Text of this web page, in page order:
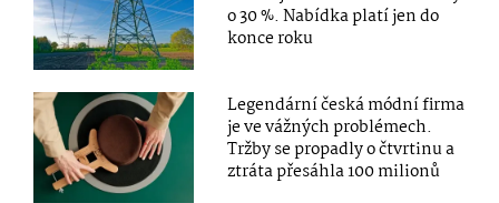
o 30 %. Nabídka platí jen do
konce roku
Legendární česká módní firma
je ve vážných problémech.
Tržby se propadly o čtvrtinu a
ztráta přesáhla 100 milionů